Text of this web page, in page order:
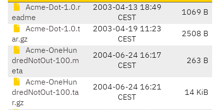
Acme-Dot-1.0.r
eadme
2003-04-13 18:49
CEST
1069 B
Acme-Dot-1.0.t
ar.gz
2003-04-19 11:23
CEST
2508 B
Acme-OneHun
dredNotOut-100.m
eta
2004-06-24 16:17
CEST
263 B
Acme-OneHun
dredNotOut-100.ta
r.gz
2004-06-24 16:21
CEST
14 KiB